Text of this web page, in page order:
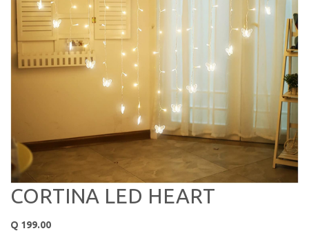
CORTINA LED HEART
Q 199.00